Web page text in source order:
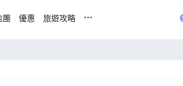
優惠 旅遊攻略 ...